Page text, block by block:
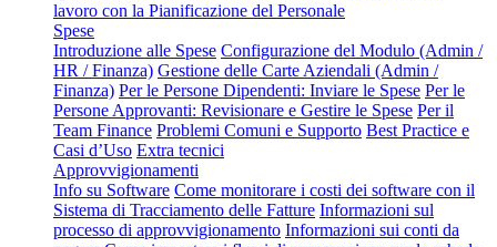
lavoro con la Pianificazione del Personale
Spese
Introduzione alle Spese Configurazione del Modulo (Admin /
HR / Finanza) Gestione delle Carte Aziendali (Admin /
Finanza) Per le Persone Dipendenti: Inviare le Spese Per le
Persone Approvanti: Revisionare e Gestire le Spese Per il
Team Finance Problemi Comuni e Supporto Best Practice e
Casi d’Uso Extra tecnici
Approvvigionamenti
Info su Software Come monitorare i costi dei software con il
Sistema di Tracciamento delle Fatture Informazioni sul
processo di approvvigionamento Informazioni sui conti da